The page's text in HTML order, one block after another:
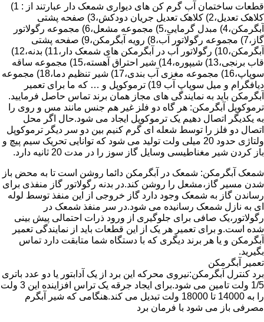
قطعات ساختمان آب گرم کن های دیواری شمعک دار عبارتند از : 1)
کلاهک تعدیل،2) کلاهک تعدیل جریان دودکش،3) صفحه پشتی
آبگرمکن،4) مبدل گرمایی،5) مجموعه مشعل،6) مجموعه رگولاتور
گاز،7) مجموعه رگولاتور آب،8) رویه آبگرمکن،9) صفحه پشتی
آبگرمکن،10) رگولاتور آب در آبگرمکن های شمعک دار،11) بدنه،12)
قاب برنجی،13) شیپوره،14) شیر احتراق آهسته،15) مجموعه ساقه
سوپاپ،16) مجموعه مغزی آب بندی،17) شیر تنظیم دما،18) مجموعه
دیافگرام و میل سوپاپ آب 19) ترموکوپل و … که ما برای تعمیر
آبگرمکن باید به نمایندگی های مجاز همان برند تماس حاصل فرمایید.
ترموکوپل آبگرمکن: هر گاه دو فلز غیر هم جنس مانند مس و روی را
به یکدیگر اتصال دهیم یک ترموکوپل ایجاد می شود.حال اگر محل
اتصال دو فلز را توسط شعله ای گرم کنیم بین دو سر دیگر ترموکوپل
ولتاژی حدود 20 میلی ولت تولید می شود که توانایی تحریک سیم پیچ و
باز کردن شیر مغناطیسی وسایل گاز سوز را در مدت 20 ثانیه دارد.
شمعک آبگرمکن: شمعک در آبگرمکن دائما روشن است تا به محض باز
شدن مسیر گاز،مشعل را روشن کند.در بدنه رگولاتور گاز منفذی برای
رساندن گاز به شمعک وجود دارد گاز خروجی از این منفذ توسط لوله
ای به نازل شمعک رسانیده می شود.در سر منفذ شمعک در
رگولاتور،یک صافی برای جلوگیری از ورود ذرات احتمالی پیش بینی
شده است.و برای تعمیر هر یک از این قطعات باید از نمایندگی تعمیر
آبگرمکن و یا هر برند دیگری که با دستگاه شما متابقت دارد تماس
بگیرید.
تعمیر آبگرمکن
برد کنترل آبگرمکن:نیروی محرکه این برد از یک آدابتور یا دو عدد باتری
1/5 ولت تامین می شود.برای ایجاد جرقه یک تراس افزاینده این 3 ولت
را به 14000 تا 18000 ولت تبدیل می کند.هنگامی که شیر آبگرم
مصرفی باز می شود با فرمان برد